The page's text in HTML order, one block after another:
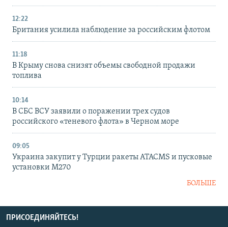
12:22
Британия усилила наблюдение за российским флотом
11:18
В Крыму снова снизят объемы свободной продажи
топлива
10:14
В СБС ВСУ заявили о поражении трех судов
российского «теневого флота» в Черном море
09:05
Украина закупит у Турции ракеты ATACMS и пусковые
установки M270
БОЛЬШЕ
ПРИСОЕДИНЯЙТЕСЬ!